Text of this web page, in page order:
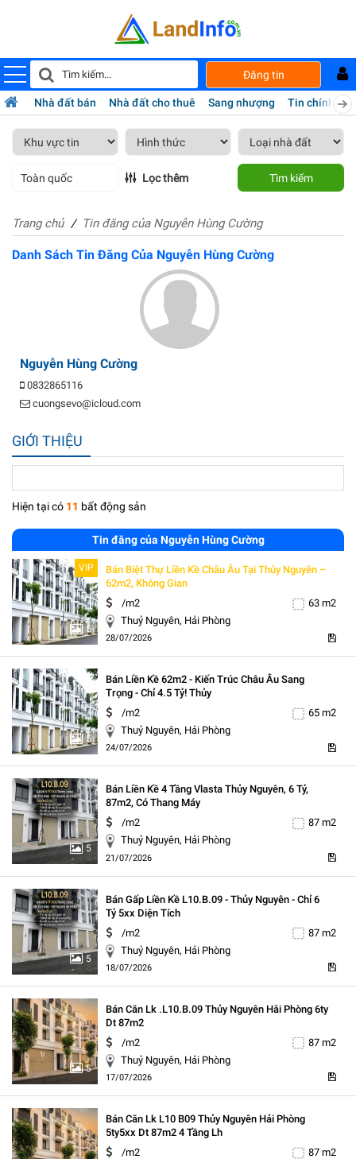
Đăng tin
Nhà đất bán Nhà đất cho thuê Sang nhượng Tin chính chủ
Toàn quốc Lọc thêm Tìm kiếm
Trang chủ Tin đăng của Nguyễn Hùng Cường
Danh Sách Tin Đăng Của Nguyễn Hùng Cường
Nguyễn Hùng Cường
0832865116
cuongsevo@icloud.com
GIỚI THIỆU
Hiện tại có 11 bất động sản
Tin đăng của Nguyễn Hùng Cường
5
VIP
Bán Biệt Thự Liền Kề Châu Âu Tại Thủy Nguyên –
62m2, Không Gian
/m2
63 m2
Thuỷ Nguyên, Hải Phòng
28/07/2026
5
Bán Liền Kề 62m2 - Kiến Trúc Châu Âu Sang
Trọng - Chỉ 4.5 Tỷ! Thủy
/m2
65 m2
Thuỷ Nguyên, Hải Phòng
24/07/2026
5
Bán Liền Kề 4 Tầng Vlasta Thủy Nguyên, 6 Tỷ,
87m2, Có Thang Máy
/m2
87 m2
Thuỷ Nguyên, Hải Phòng
21/07/2026
5
Bán Gấp Liền Kề L10.b.09 - Thủy Nguyên - Chỉ 6
Tỷ 5xx Diện Tích
/m2
87 m2
Thuỷ Nguyên, Hải Phòng
18/07/2026
5
Bán Căn Lk .l10.b.09 Thủy Nguyên Hâi Phòng 6ty
Dt 87m2
/m2
87 m2
Thuỷ Nguyên, Hải Phòng
17/07/2026
Bán Căn Lk L10 B09 Thủy Nguyên Hải Phòng
5ty5xx Dt 87m2 4 Tầng Lh
/m2
87 m2